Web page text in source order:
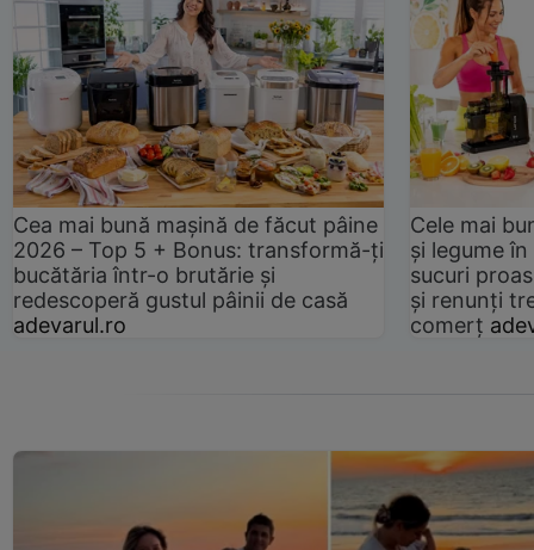
Cea mai bună mașină de făcut pâine
2026 – Top 5 + Bonus: transformă-ți
bucătăria într-o brutărie și
redescoperă gustul pâinii de casă
adevarul.ro
Cele mai
și legume
sucuri
și renunți
comerț